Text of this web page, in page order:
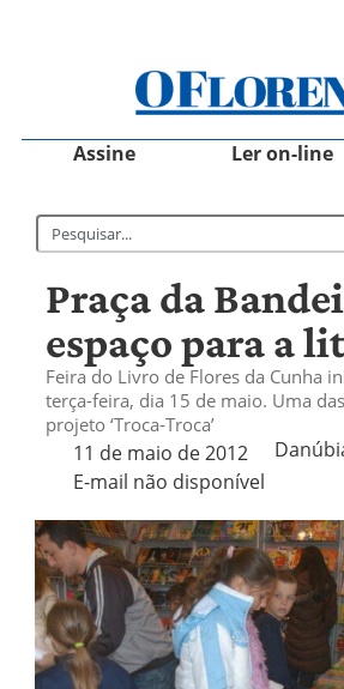
Assine Ler on-line
Praça da
espaço para a
Feira do Livro de Flores da Cunha
terça-feira, dia 15 de maio. Uma
projeto ‘Troca-Troca’
11 de maio de 2012
E-mail não disponível